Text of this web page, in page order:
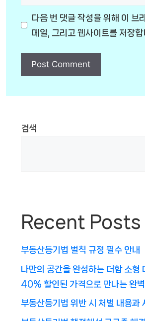
다음 번 댓글 작성을 위해 이 브
메일, 그리고 웹사이트를 저장합
검색
Recent Posts
부동산등기법 벌칙 규정 필수 안내
나만의 공간을 완성하는 더함 소형
40% 할인된 가격으로 만나는 완
부동산등기법 위반 시 처벌 내용과